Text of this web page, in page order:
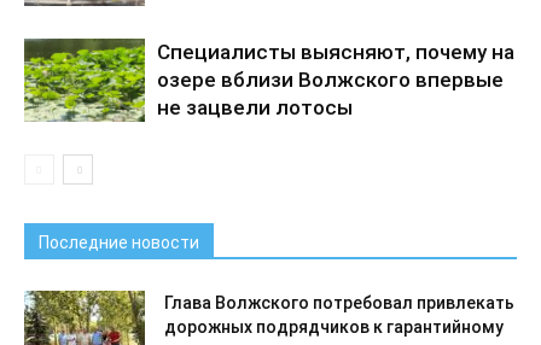
Специалисты выясняют, почему на
озере вблизи Волжского впервые
не зацвели лотосы
Последние новости
Глава Волжского потребовал привлекать
дорожных подрядчиков к гарантийному